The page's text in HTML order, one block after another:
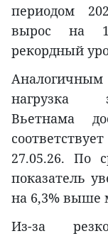
периодом
вырос на
рекордный
нагрузка
Вьетнама
27.05.26. По
показатель
на 6,3% выше
Из-за